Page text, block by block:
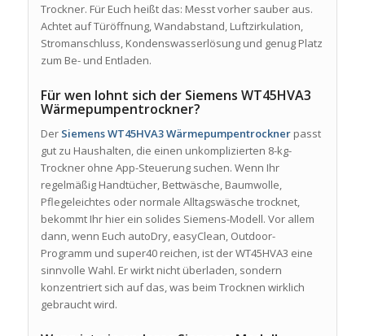
Trockner. Für Euch heißt das: Messt vorher sauber aus.
Achtet auf Türöffnung, Wandabstand, Luftzirkulation,
Stromanschluss, Kondenswasserlösung und genug Platz
zum Be- und Entladen.
Für wen lohnt sich der Siemens WT45HVA3
Wärmepumpentrockner?
Der Siemens WT45HVA3 Wärmepumpentrocknerpasst
gut zu Haushalten, die einen unkomplizierten 8-kg-
Trockner ohne App-Steuerung suchen. Wenn Ihr
regelmäßig Handtücher, Bettwäsche, Baumwolle,
Pflegeleichtes oder normale Alltagswäsche trocknet,
bekommt Ihr hier ein solides Siemens-Modell. Vor allem
dann, wenn Euch autoDry, easyClean, Outdoor-
Programm und super40 reichen, ist der WT45HVA3 eine
sinnvolle Wahl. Er wirkt nicht überladen, sondern
konzentriert sich auf das, was beim Trocknen wirklich
gebraucht wird.